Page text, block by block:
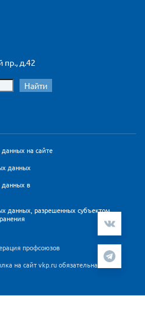
пр., д.42
Найти
на сайте
данных
данных в
данных, разрешенных субъектом
профсоюзов
на сайт vkp.ru обязательна